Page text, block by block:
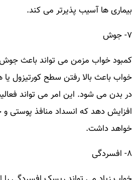
بیماری ها آسیب پذیرتر می کند.
۷- جوش
کمبود خواب مزمن می تواند باعث
خواب باعث بالا رفتن سطح کورتیزول
در بدن می شود. این امر می تواند
افزایش دهد که انسداد منافذ پوستی
خواهد داشت.
۸- افسردگی